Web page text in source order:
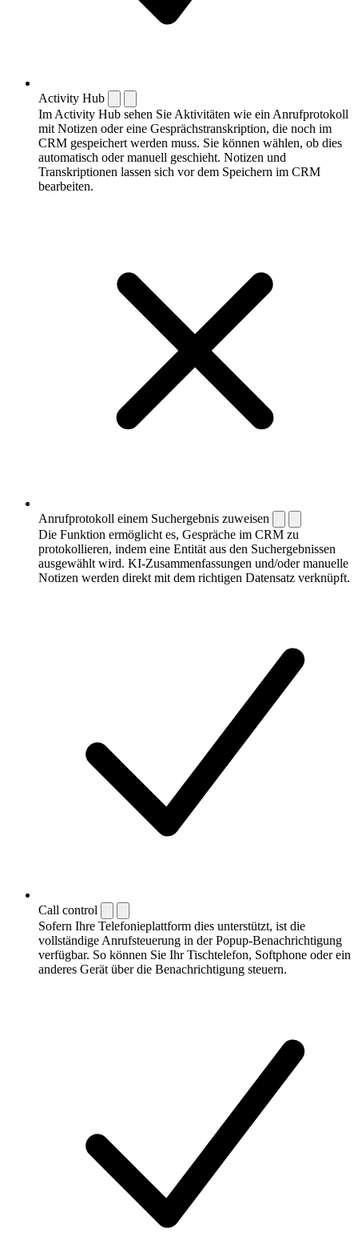
Activity Hub
Im Activity Hub sehen Sie Aktivitäten wie ein Anrufprotokoll
mit Notizen oder eine Gesprächstranskription, die noch im
CRM gespeichert werden muss. Sie können wählen, ob dies
automatisch oder manuell geschieht. Notizen und
Transkriptionen lassen sich vor dem Speichern im CRM
bearbeiten.
Anrufprotokoll einem Suchergebnis zuweisen
Die Funktion ermöglicht es, Gespräche im CRM zu
protokollieren, indem eine Entität aus den Suchergebnissen
ausgewählt wird. KI-Zusammenfassungen und/oder manuelle
Notizen werden direkt mit dem richtigen Datensatz verknüpft.
Call control
Sofern Ihre Telefonieplattform dies unterstützt, ist die
vollständige Anrufsteuerung in der Popup-Benachrichtigung
verfügbar. So können Sie Ihr Tischtelefon, Softphone oder ein
anderes Gerät über die Benachrichtigung steuern.